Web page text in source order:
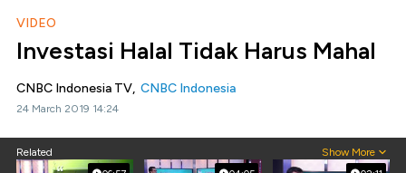
VIDEO
Investasi Halal Tidak Harus Mahal
CNBC Indonesia TV, CNBC Indonesia
24 March 2019 14:24
Related Show More